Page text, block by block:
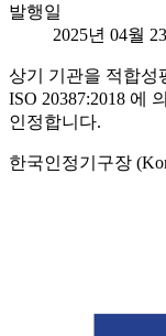
발행일
2025년 04월
상기 기관을 적합성
ISO 20387:2018 에
인정합니다.
한국인정기구장